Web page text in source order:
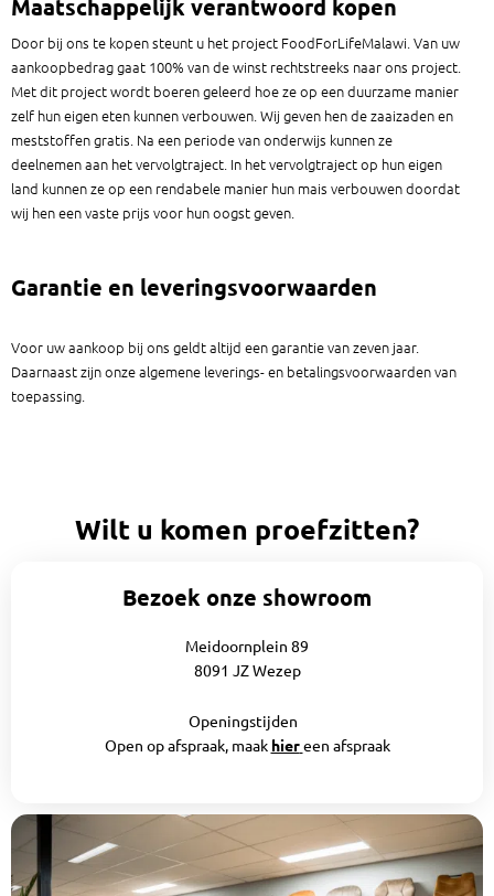
Maatschappelijk verantwoord kopen
Door bij ons te kopen steunt u het project FoodForLifeMalawi. Van uw
aankoopbedrag gaat 100% van de winst rechtstreeks naar ons project.
Met dit project wordt boeren geleerd hoe ze op een duurzame manier
zelf hun eigen eten kunnen verbouwen. Wij geven hen de zaaizaden en
meststoffen gratis. Na een periode van onderwijs kunnen ze
deelnemen aan het vervolgtraject. In het vervolgtraject op hun eigen
land kunnen ze op een rendabele manier hun mais verbouwen doordat
wij hen een vaste prijs voor hun oogst geven.
Garantie en leveringsvoorwaarden
Voor uw aankoop bij ons geldt altijd een garantie van zeven jaar.
Daarnaast zijn onze algemene leverings- en betalingsvoorwaarden van
toepassing.
Wilt u komen proefzitten?
Bezoek onze showroom
Meidoornplein 89
8091 JZ Wezep
Openingstijden
Open op afspraak, maak hiereen afspraak